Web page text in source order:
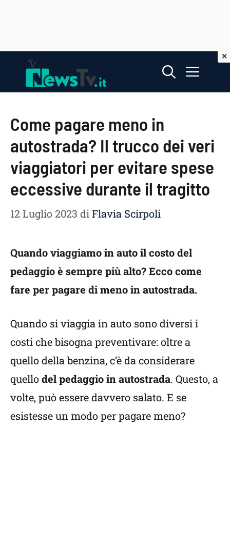
contenuto
Menu
Come pagare meno in
autostrada? Il trucco dei veri
viaggiatori per evitare spese
eccessive durante il tragitto
12 Luglio 2023 diFlavia Scirpoli
Quando viaggiamo in auto il costo del
pedaggio è sempre più alto? Ecco come
fare per pagare di meno in autostrada.
Quando si viaggia in auto sono diversi i
costi che bisogna preventivare: oltre a
quello della benzina, c’è da considerare
quellodel pedaggio in autostrada. Questo, a
volte, può essere davvero salato. E se
esistesse un modo per pagare meno?